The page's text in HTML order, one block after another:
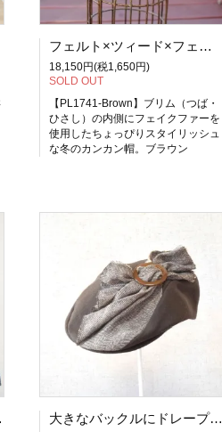
フェルト×ツィード×フェイクファーのキャノチェ（ブラウン）【PL1741-BW】
18,150円(税1,650円)
SOLD OUT
【PL1741-Brown】ブリム（つば・
ひさし）の内側にフェイクファーを
使用したちょっぴりスタイリッシュ
な冬のカンカン帽。ブラウン
ー】 大きなバックルにドレープを寄せたヘリンボーンがリボンみたいな大胆なトリミングのついたハンチング。ドレープハンチング【PL1284】